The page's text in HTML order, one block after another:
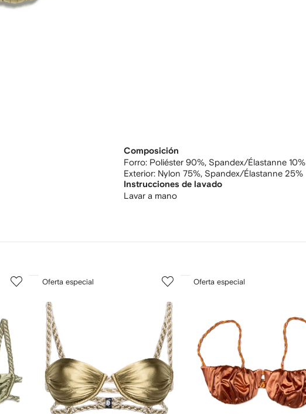
Composición
Forro: Poliéster 90%, Spandex/Élastanne 10%
Exterior: Nylon 75%, Spandex/Élastanne 25%
Instrucciones de lavado
Lavar a mano
3
de
Oferta especial
4
de
Oferta especial